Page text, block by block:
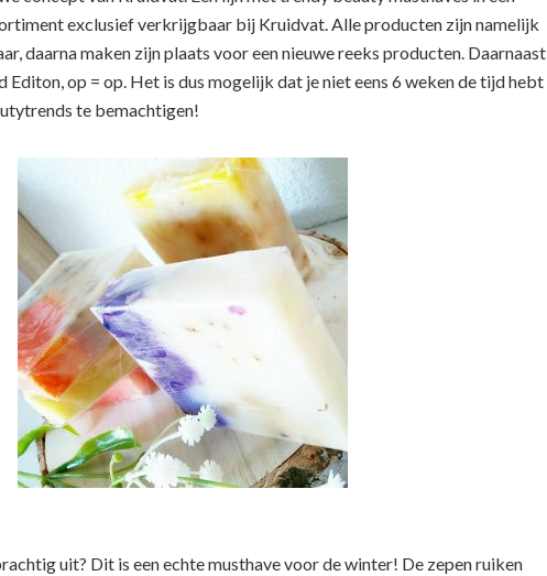
exclusief verkrijgbaar bij Kruidvat. Alle producten zijn namelijk
daarna maken zijn plaats voor een nieuwe reeks producten. Daarnaast
Editon, op = op. Het is dus mogelijk dat je niet eens 6 weken de tijd hebt
te bemachtigen!
uit? Dit is een echte musthave voor de winter! De zepen ruiken